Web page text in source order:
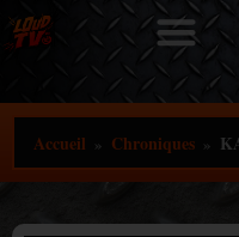
contenu
Accueil » Chroniques »